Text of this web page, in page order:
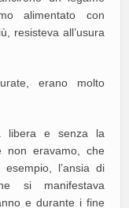
alimentato con
resisteva all’usura
erano molto
libera e senza la
non eravamo, che
l’ansia di
si manifestava
e durante i fine